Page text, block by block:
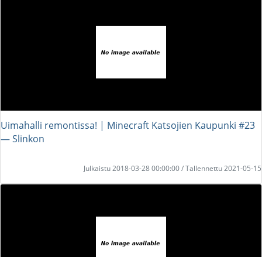
Uimahalli remontissa! | Minecraft Katsojien Kaupunki #23
― Slinkon
Julkaistu 2018-03-28 00:00:00 / Tallennettu 2021-05-15